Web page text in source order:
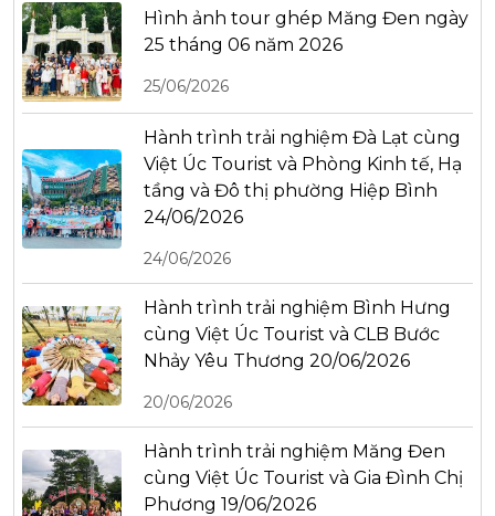
Hình ảnh tour ghép Măng Đen ngày
25 tháng 06 năm 2026
25/06/2026
Hành trình trải nghiệm Đà Lạt cùng
Việt Úc Tourist và Phòng Kinh tế, Hạ
tầng và Đô thị phường Hiệp Bình
24/06/2026
24/06/2026
Hành trình trải nghiệm Bình Hưng
cùng Việt Úc Tourist và CLB Bước
Nhảy Yêu Thương 20/06/2026
20/06/2026
Hành trình trải nghiệm Măng Đen
cùng Việt Úc Tourist và Gia Đình Chị
Phương 19/06/2026